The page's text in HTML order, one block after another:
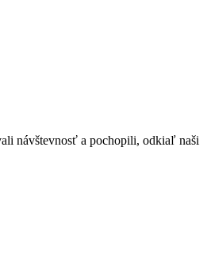
návštevnosť a pochopili, odkiaľ naši